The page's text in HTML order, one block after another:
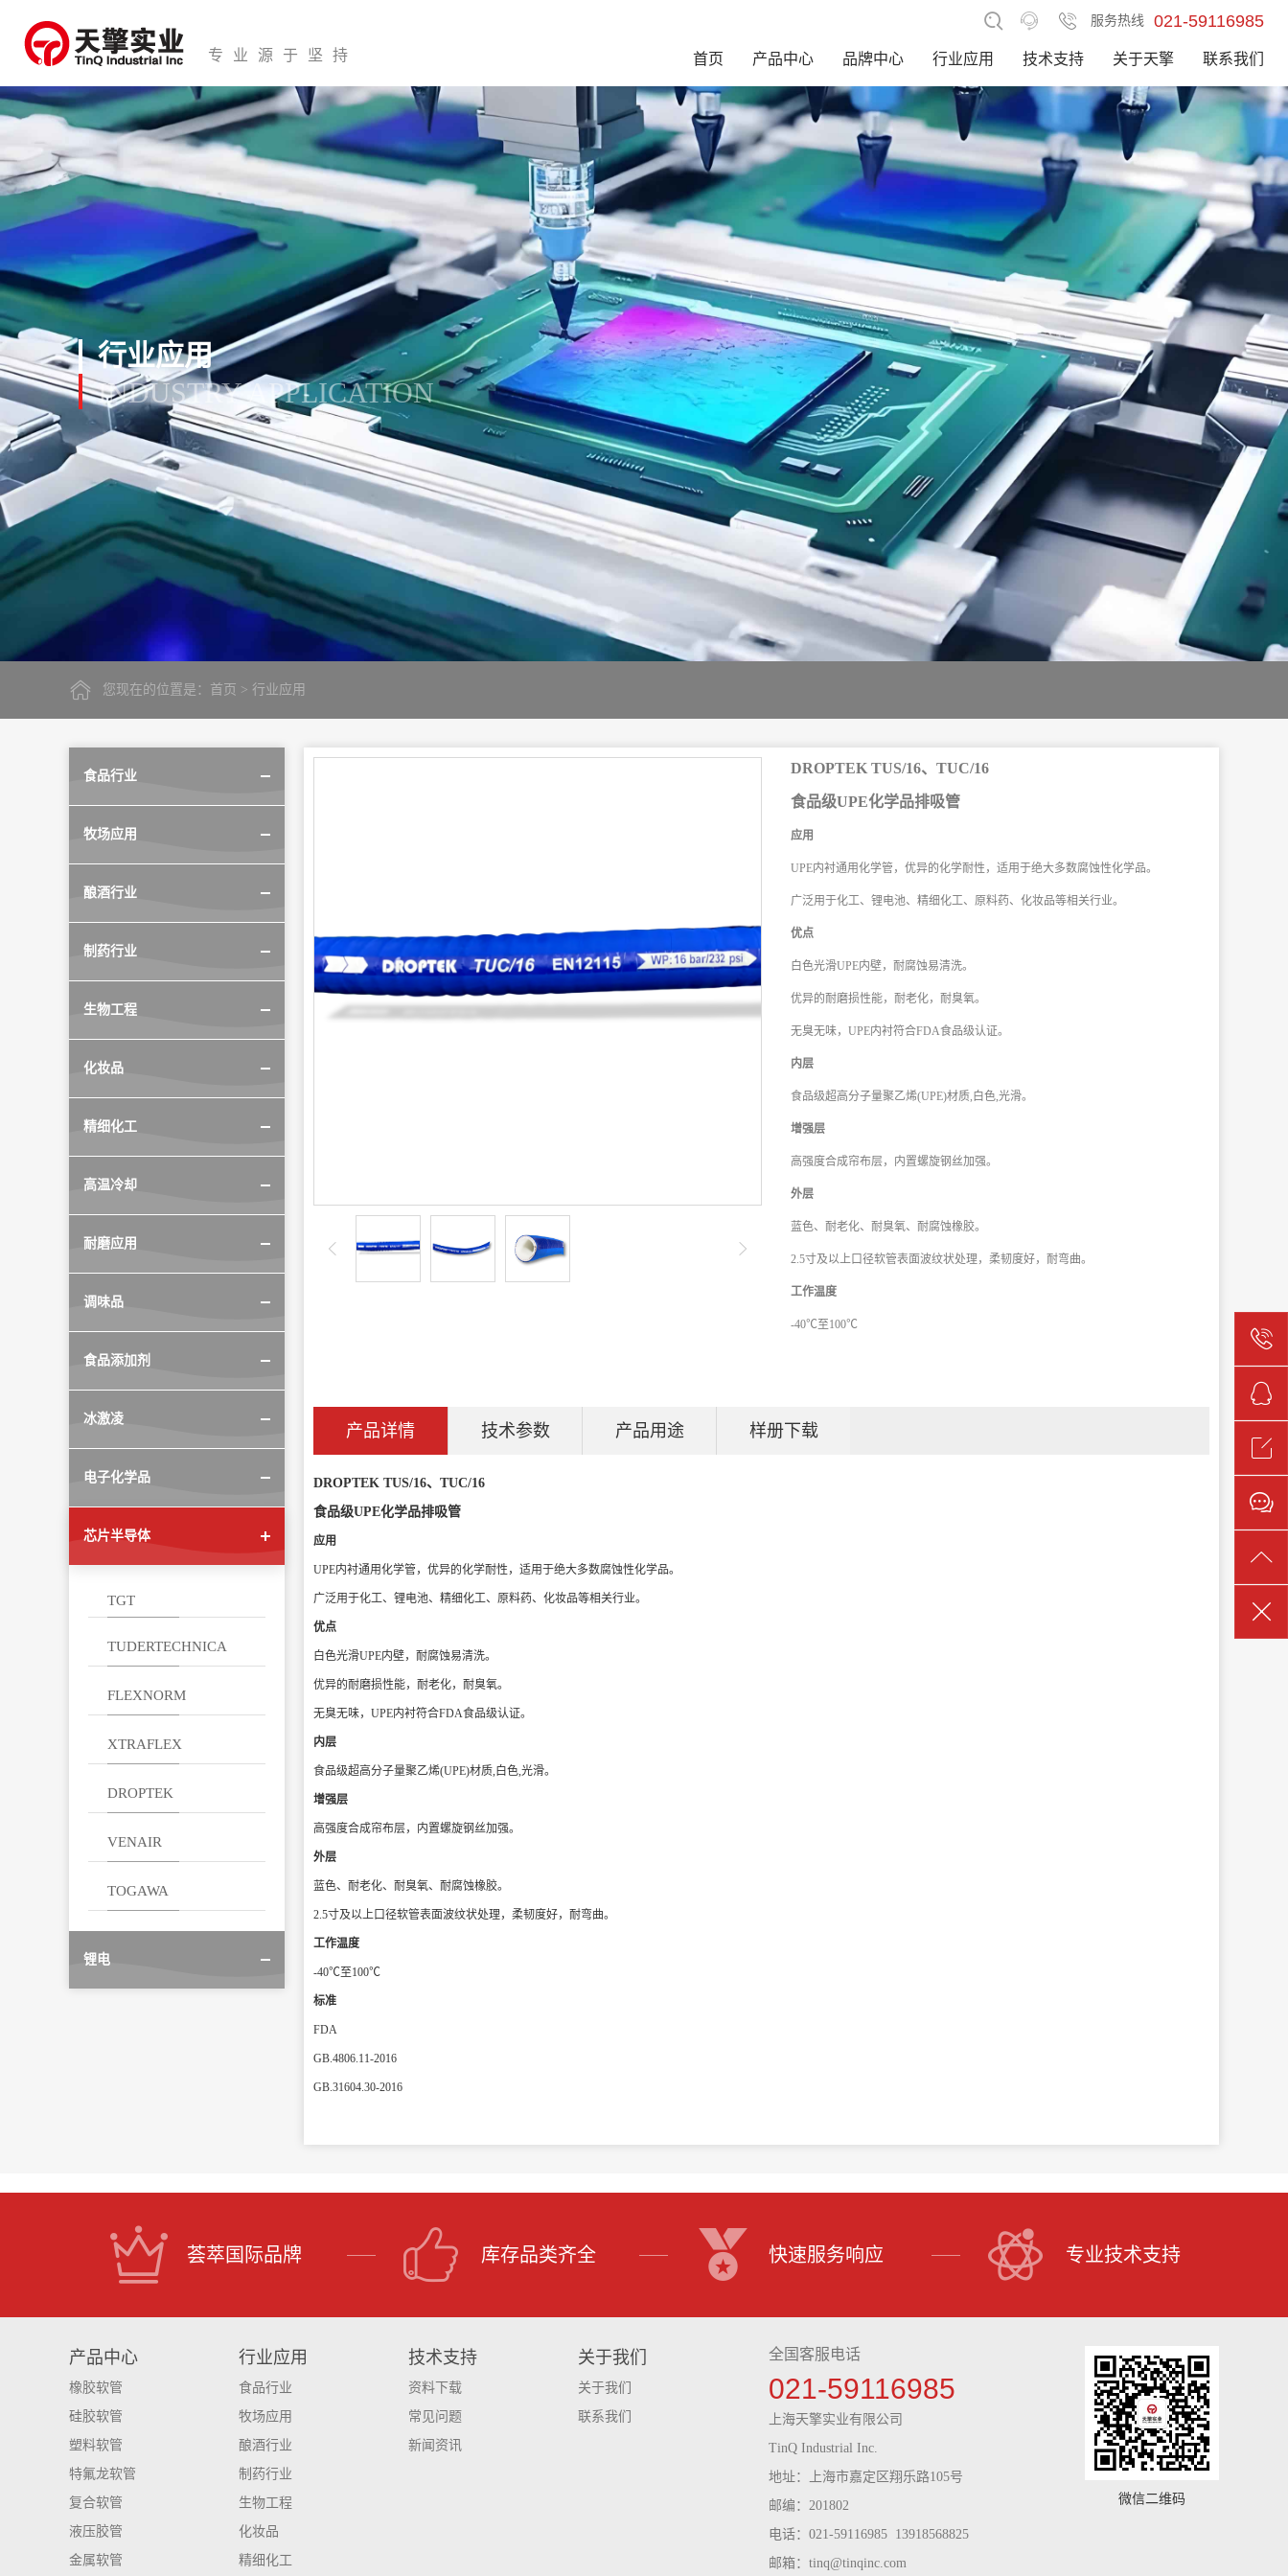
专业源于坚持
服务热线 021-59116985
首页 产品中心 品牌中心 行业应用 技术支持 关于天擎 联系我们
行业应用
INDUSTRY APPLICATION
您现在的位置是： 首页 > 行业应用
食品行业
牧场应用
酿酒行业
制药行业
生物工程
化妆品
精细化工
高温冷却
耐磨应用
调味品
食品添加剂
冰激凌
电子化学品
芯片半导体
TGT
TUDERTECHNICA
FLEXNORM
XTRAFLEX
DROPTEK
VENAIR
TOGAWA
锂电
DROPTEK TUS/16、TUC/16
食品级UPE化学品排吸管
应用
UPE内衬通用化学管，优异的化学耐性，适用于绝大多数腐蚀性化学品。
广泛用于化工、锂电池、精细化工、原料药、化妆品等相关行业。
优点
白色光滑UPE内壁，耐腐蚀易清洗。
优异的耐磨损性能，耐老化，耐臭氧。
无臭无味，UPE内衬符合FDA食品级认证。
内层
食品级超高分子量聚乙烯(UPE)材质,白色,光滑。
增强层
高强度合成帘布层，内置螺旋钢丝加强。
外层
蓝色、耐老化、耐臭氧、耐腐蚀橡胶。
2.5寸及以上口径软管表面波纹状处理，柔韧度好，耐弯曲。
工作温度
-40℃至100℃
产品详情 技术参数 产品用途 样册下载
DROPTEK TUS/16、TUC/16
食品级UPE化学品排吸管
应用
UPE内衬通用化学管，优异的化学耐性，适用于绝大多数腐蚀性化学品。
广泛用于化工、锂电池、精细化工、原料药、化妆品等相关行业。
优点
白色光滑UPE内壁，耐腐蚀易清洗。
优异的耐磨损性能，耐老化，耐臭氧。
无臭无味，UPE内衬符合FDA食品级认证。
内层
食品级超高分子量聚乙烯(UPE)材质,白色,光滑。
增强层
高强度合成帘布层，内置螺旋钢丝加强。
外层
蓝色、耐老化、耐臭氧、耐腐蚀橡胶。
2.5寸及以上口径软管表面波纹状处理，柔韧度好，耐弯曲。
工作温度
-40℃至100℃
标准
FDA
GB.4806.11-2016
GB.31604.30-2016
荟萃国际品牌 库存品类齐全 快速服务响应 专业技术支持
产品中心
橡胶软管
硅胶软管
塑料软管
特氟龙软管
复合软管
液压胶管
金属软管
行业应用
食品行业
牧场应用
酿酒行业
制药行业
生物工程
化妆品
精细化工
技术支持
资料下载
常见问题
新闻资讯
关于我们
关于我们
联系我们
全国客服电话
021-59116985
上海天擎实业有限公司
TinQ Industrial Inc.
地址：上海市嘉定区翔乐路105号
邮编：201802
电话：021-59116985 13918568825
邮箱：tinq@tinqinc.com
微信二维码